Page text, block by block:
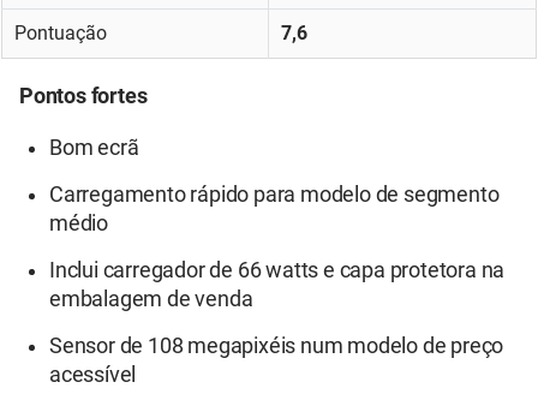
Pontuação 7,6
Pontos fortes
Bom ecrã
Carregamento rápido para modelo de segmento
médio
Inclui carregador de 66 watts e capa protetora na
embalagem de venda
Sensor de 108 megapixéis num modelo de preço
acessível